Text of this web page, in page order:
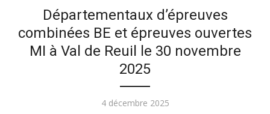
Départementaux d’épreuves
combinées BE et épreuves ouvertes
MI à Val de Reuil le 30 novembre
2025
Publié
4 décembre 2025